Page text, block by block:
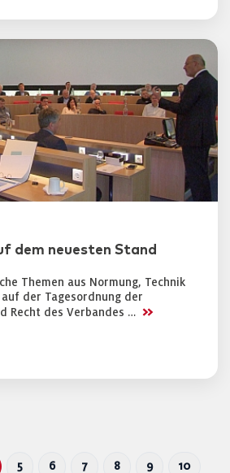
dem neuesten Stand
Themen aus Normung, Technik
der Tagesordnung der
Recht des Verbandes … >>
5 6 7 8 9 10